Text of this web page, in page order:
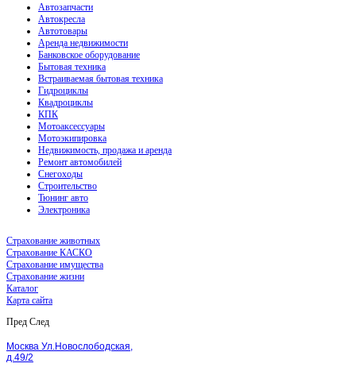
Автозапчасти
Автокресла
Автотовары
Аренда недвижимости
Банковское оборудование
Бытовая техника
Встраиваемая бытовая техника
Гидроциклы
Квадроциклы
КПК
Мотоаксессуары
Мотоэкипировка
Недвижимость, продажа и аренда
Ремонт автомобилей
Снегоходы
Строительство
Тюнинг авто
Электроника
Страхование животных
Страхование КАСКО
Страхование имущества
Страхование жизни
Каталог
Карта сайта
Пред След
Москва Ул.Новослободская,
д.49/2